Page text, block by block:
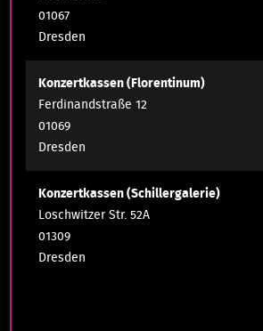
01067
Dresden
Konzertkassen (Florentinum)
Ferdinandstraße 12
01069
Dresden
Konzertkassen (Schillergalerie)
Loschwitzer Str. 52A
01309
Dresden